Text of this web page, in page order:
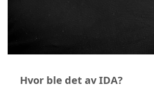
Hvor ble det av IDA?